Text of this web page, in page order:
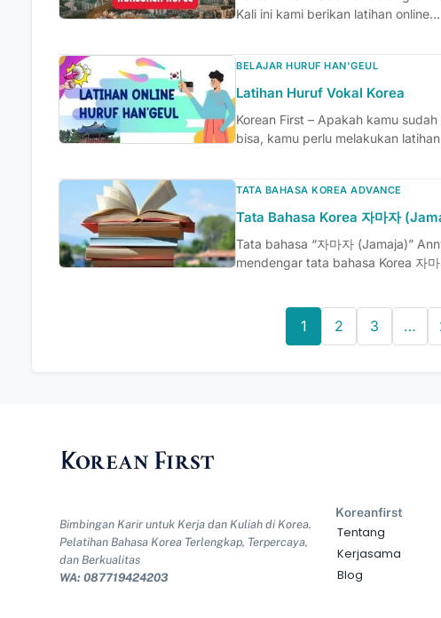
Kali ini kami berikan latihan online...
BELAJAR HURUF HAN'GEUL
Latihan Huruf Vokal Korea
Korean First – Apakah kamu
bisa, kamu perlu melakukan
TATA BAHASA KOREA ADVANCE
Tata Bahasa Korea 자마자
Tata bahasa “자마자 (Jamaja)”
mendengar tata bahasa Korea 자
1 2 3 …
Bimbingan Karir untuk Kerja dan Kuliah di Korea.
Pelatihan Bahasa Korea Terlengkap, Terpercaya,
dan Berkualitas
WA: 087719424203
Koreanfirst
Tentang
Kerjasama
Blog